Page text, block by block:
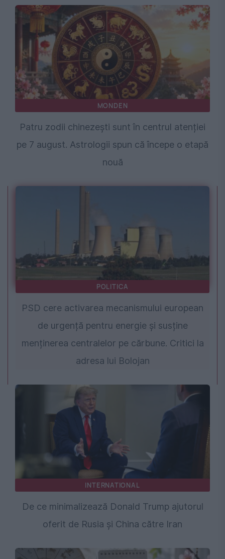
MONDEN
Patru zodii chinezești sunt în centrul atenției
pe 7 august. Astrologii spun că începe o etapă
nouă
POLITICA
PSD cere activarea mecanismului european
de urgență pentru energie și susține
menținerea centralelor pe cărbune. Critici la
adresa lui Bolojan
INTERNATIONAL
De ce minimalizează Donald Trump ajutorul
oferit de Rusia și China către Iran